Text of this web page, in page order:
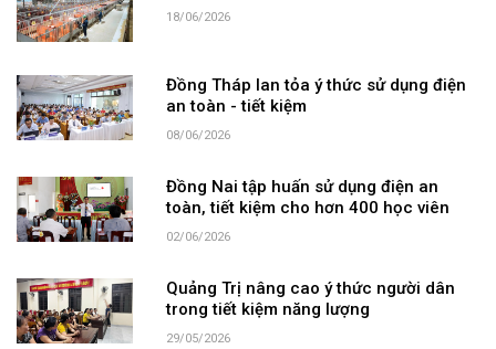
18/06/2026
Đồng Tháp lan tỏa ý thức sử dụng điện
an toàn - tiết kiệm
08/06/2026
Đồng Nai tập huấn sử dụng điện an
toàn, tiết kiệm cho hơn 400 học viên
02/06/2026
Quảng Trị nâng cao ý thức người dân
trong tiết kiệm năng lượng
29/05/2026